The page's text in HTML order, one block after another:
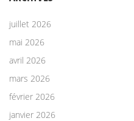
juillet 2026
mai 2026
avril 2026
mars 2026
février 2026
janvier 2026